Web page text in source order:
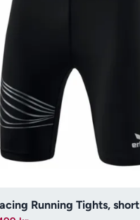
Running Tights, short